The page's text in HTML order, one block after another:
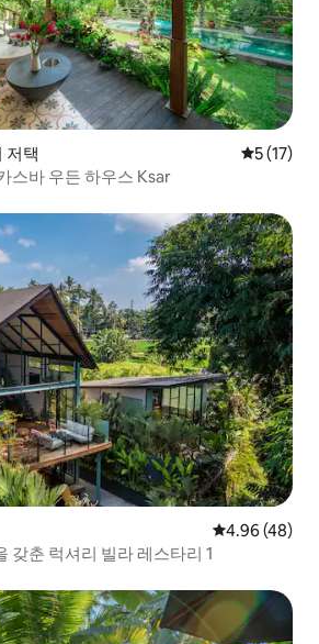
저택 평점 5점
5 (17)
스바 우든 하우스 Ksar
평점 4.96점(5
4.96 (48)
갖춘 럭셔리 빌라 레스타리 1